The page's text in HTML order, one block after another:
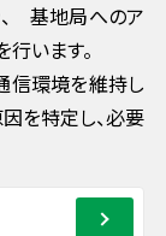
、 基地局へのア
います。
信環境を維持し
を特定し、必要